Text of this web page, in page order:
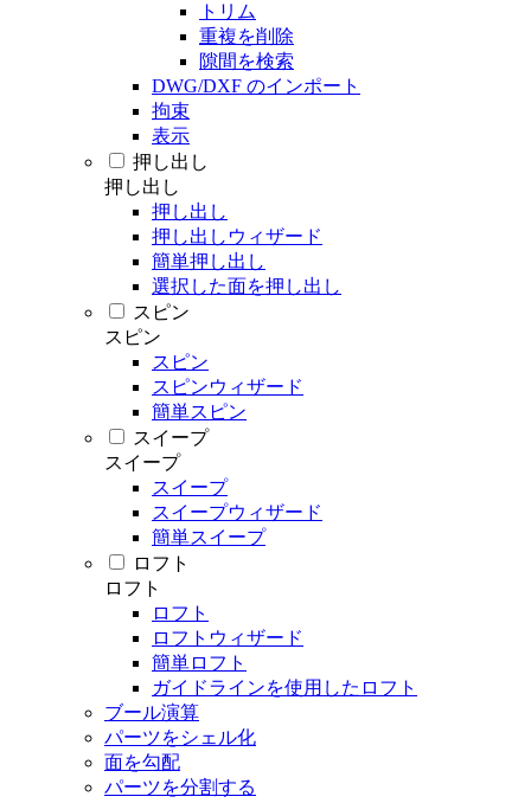
トリム
重複を削除
隙間を検索
DWG/DXF のインポート
拘束
表示
押し出し
押し出し
押し出し
押し出しウィザード
簡単押し出し
選択した面を押し出し
スピン
スピン
スピン
スピンウィザード
簡単スピン
スイープ
スイープ
スイープ
スイープウィザード
簡単スイープ
ロフト
ロフト
ロフト
ロフトウィザード
簡単ロフト
ガイドラインを使用したロフト
ブール演算
パーツをシェル化
面を勾配
パーツを分割する